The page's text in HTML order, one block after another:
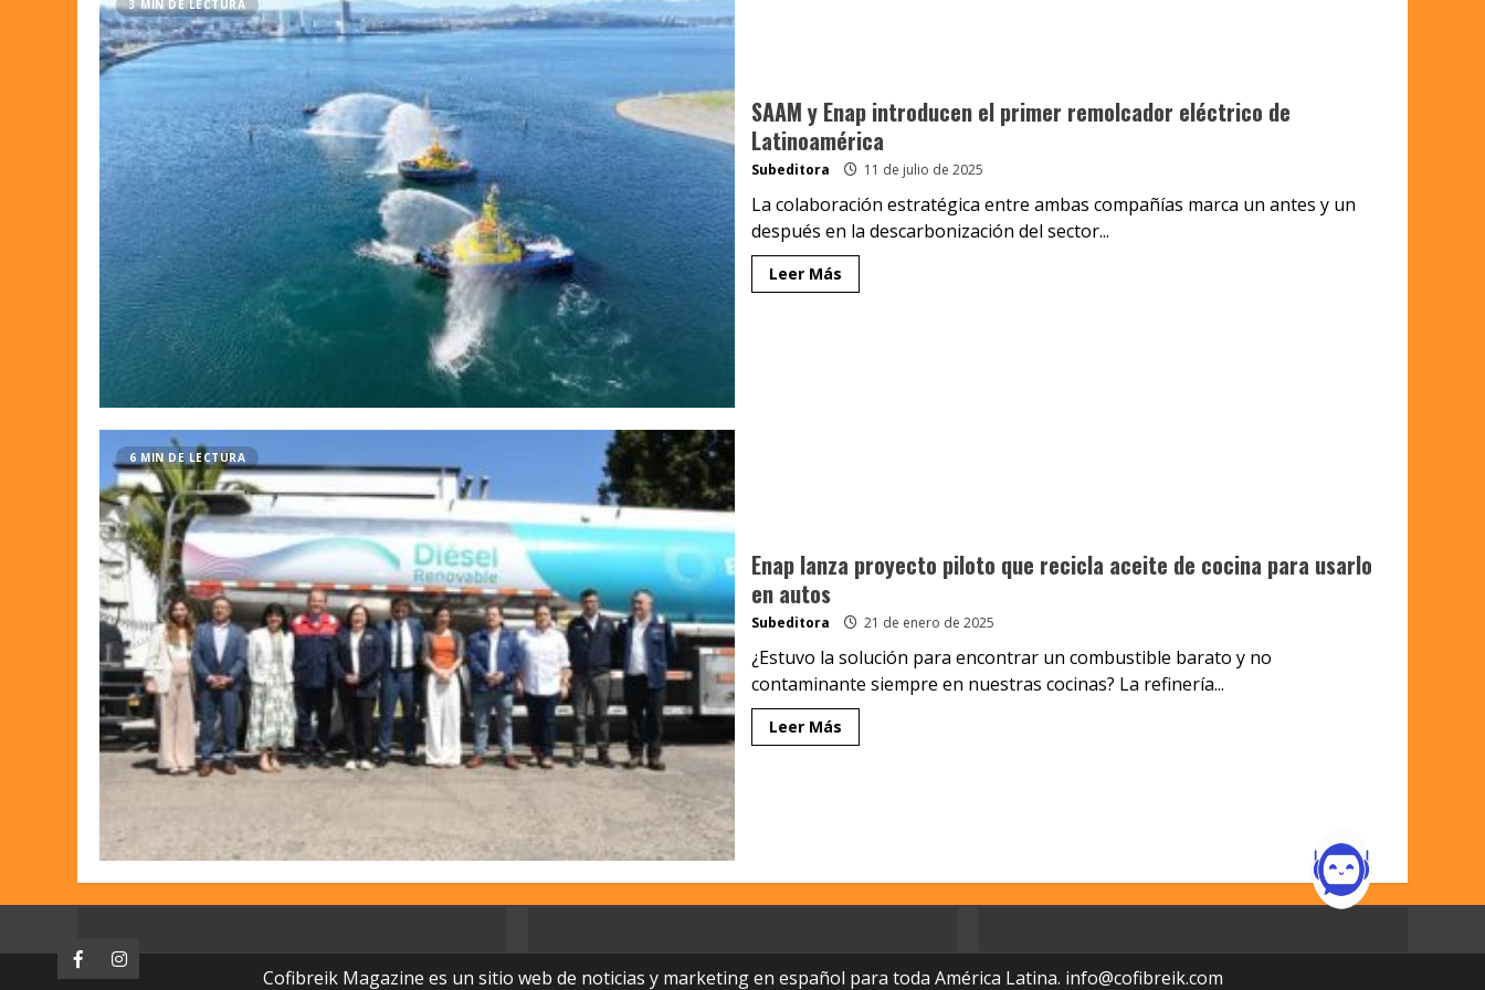
3 MIN DE LECTURA
SAAM y Enap introducen el primer remolcador eléctrico de
Latinoamérica
Subeditora 11 de julio de 2025
La colaboración estratégica entre ambas compañías marca un antes y un
después en la descarbonización del sector...
Leer Más
6 MIN DE LECTURA
Enap lanza proyecto piloto que recicla aceite de cocina para usarlo
en autos
Subeditora 21 de enero de 2025
¿Estuvo la solución para encontrar un combustible barato y no
contaminante siempre en nuestras cocinas? La refinería...
Leer Más
FacebookInstagram Cofibreik Magazine es un sitio web de noticias y marketing en español para toda América Latina. info@cofibreik.com